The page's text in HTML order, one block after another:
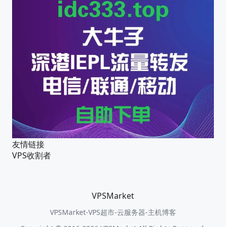
友情链接
VPS收割者
VPSMarket
VPSMarket-VPS超市-云服务器-主机博客